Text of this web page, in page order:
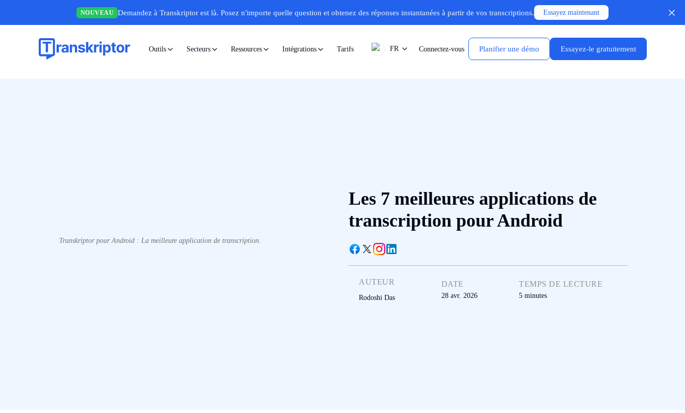
NOUVEAU Demandez à Transkriptor est là. Posez n'importe quelle question et obtenez des réponses instantanées à partir de vos transcriptions. Essayez maintenant
Outils Secteurs Ressources Intégrations Tarifs FR Connectez-vous Planifier une démo Essayez-le gratuitement
Transkriptor pour Android : La meilleure application de transcription.
Les 7 meilleures applications de
transcription pour Android
AUTEUR
Rodoshi Das
DATE
28 avr. 2026
TEMPS DE LECTURE
5 minutes